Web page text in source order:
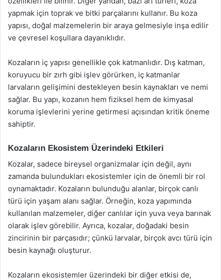
yapmak için toprak ve bitki parçalarını kullanır. Bu koza
yapısı, doğal malzemelerin bir araya gelmesiyle inşa edilir
ve çevresel koşullara dayanıklıdır.
Kozaların iç yapısı genellikle çok katmanlıdır. Dış katman,
koruyucu bir zırh gibi işlev görürken, iç katmanlar
larvaların gelişimini destekleyen besin kaynakları ve nemi
sağlar. Bu yapı, kozanın hem fiziksel hem de kimyasal
koruma işlevlerini yerine getirmesi açısından kritik öneme
sahiptir.
Kozaların Ekosistem Üzerindeki Etkileri
Kozalar, sadece bireysel organizmalar için değil, aynı
zamanda bulundukları ekosistemler için de önemli bir rol
oynamaktadır. Kozaların bulunduğu alanlar, birçok canlı
türü için yaşam alanı sağlar. Örneğin, koza yapımında
kullanılan malzemeler, diğer canlılar için yuva veya barınak
olarak işlev görebilir. Ayrıca, kozalar, doğadaki besin
zincirinin bir parçasıdır; çünkü larvalar, birçok avcı türü için
besin kaynağı oluşturur.
Kozaların ekosistemler üzerindeki bir diğer etkisi de,